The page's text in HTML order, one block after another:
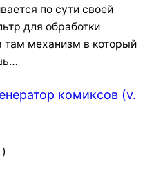
по сути своей
для обработки
там механизм в который
комиксов (v.